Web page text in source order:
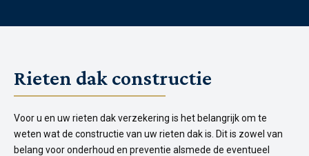
Rieten dak constructie
Voor u en uw rieten dak verzekering is het belangrijk om te
weten wat de constructie van uw rieten dak is. Dit is zowel van
belang voor onderhoud en preventie alsmede de eventueel